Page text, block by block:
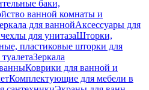
баки,
ванной комнаты и
для ваннойАксессуары для
для унитазаШторки,
пластиковые шторки для
Зеркала
Коврики для ванной и
Комплектующие для мебели в